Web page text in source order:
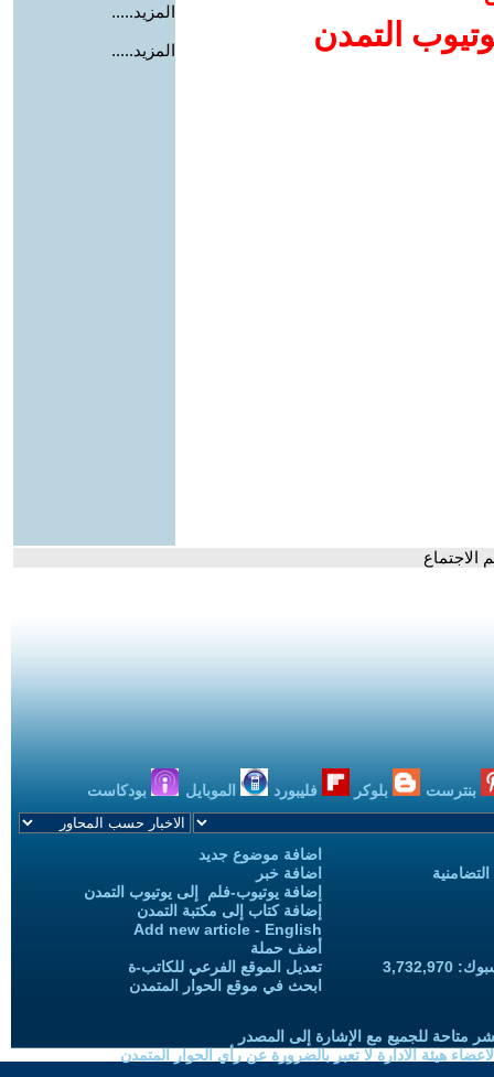
التمدن
المزيد.....
المزيد.....
الاجتماع
بنترست بلوكر فليبورد الموبايل بودكاست
اضافة موضوع جديد
اضافة خبر
إضافة يوتيوب-فلم إلى يوتيوب التمدن
إضافة كتاب إلى مكتبة التمدن
Add new article - English
أضف حملة
تعديل الموقع الفرعي للكاتب-ة
ابحث في موقع الحوار المتمدن
متاحة للجميع مع الإشارة إلى المصدر
هيئة الادارة لا تعبر بالضرورة عن رأي الحوار المتمدن